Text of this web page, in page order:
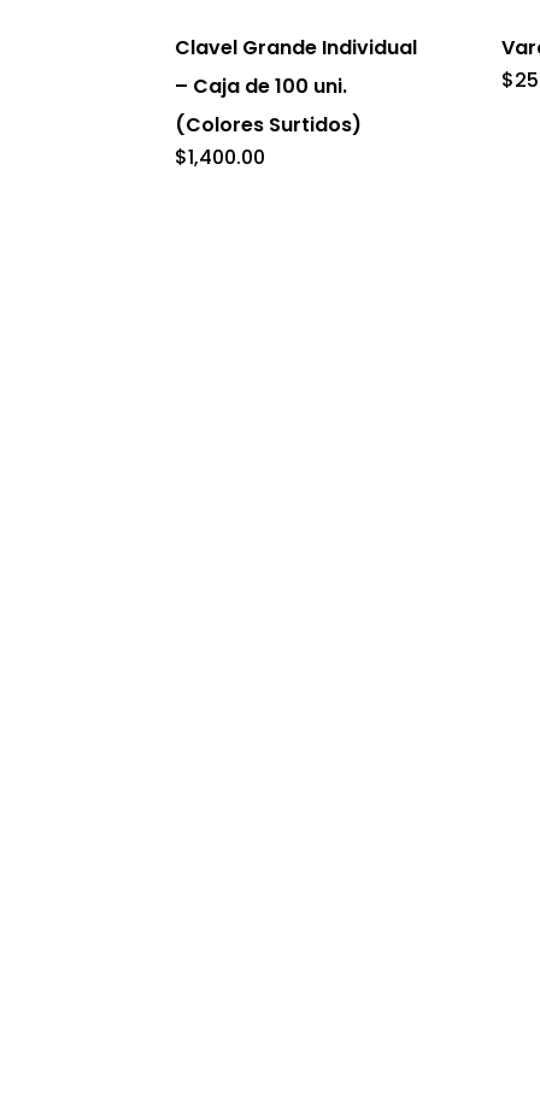
Clavel Grande Individual
– Caja de 100 uni.
(Colores Surtidos)
$1,400.00
$